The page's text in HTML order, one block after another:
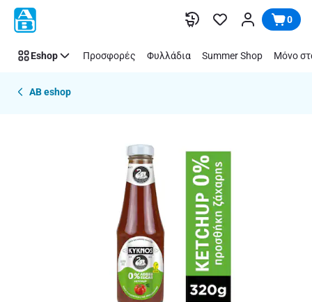
Παράλειψη 0
Eshop Προσφορές Φυλλάδια Summer Shop Μόνο
AB eshop